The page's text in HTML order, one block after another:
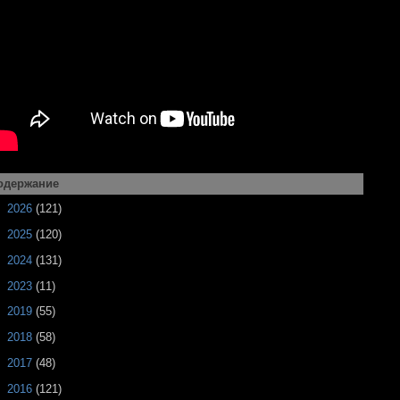
2026(121)
2025(120)
2024(131)
2023(11)
2019(55)
2018(58)
2017(48)
2016(121)